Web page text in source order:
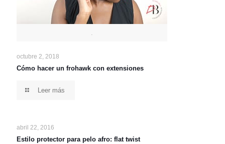
.
octubre 2, 2018
Cómo hacer un frohawk con extensiones
Leer más
abril 22, 2016
Estilo protector para pelo afro: flat twist